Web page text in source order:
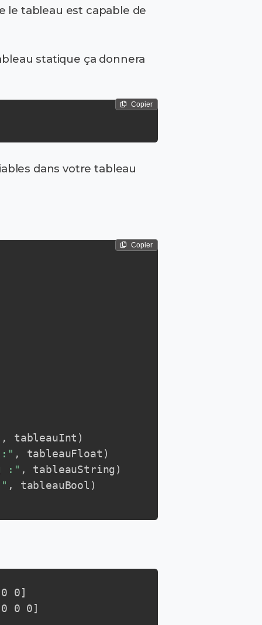
le tableau est capable de
statique ça donnera
Copier
dans votre tableau
Copier
, tableauInt )
:" , tableauFloat )
:" , tableauString)
, tableauBool )
0]
0 0]